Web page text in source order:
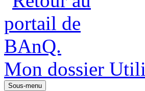
Mon dossier
Sous-menu